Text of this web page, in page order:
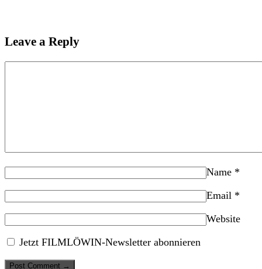
Leave a Reply
Name *
Email *
Website
Jetzt FILMLÖWIN-Newsletter abonnieren